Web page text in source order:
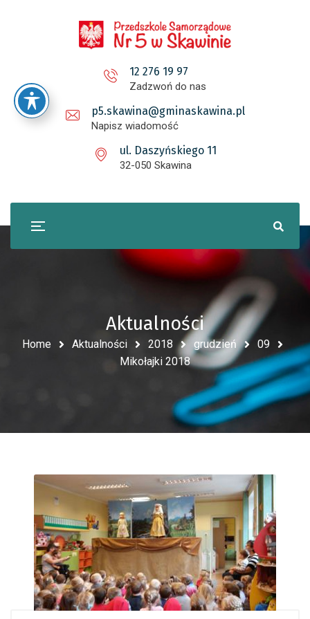
12 276 19 97
Zadzwoń do nas
p5.skawina@gminaskawina.pl
Napisz wiadomość
ul. Daszyńskiego 11
32-050 Skawina
Aktualności
Home Aktualności 2018 grudzień
09
Mikołajki 2018